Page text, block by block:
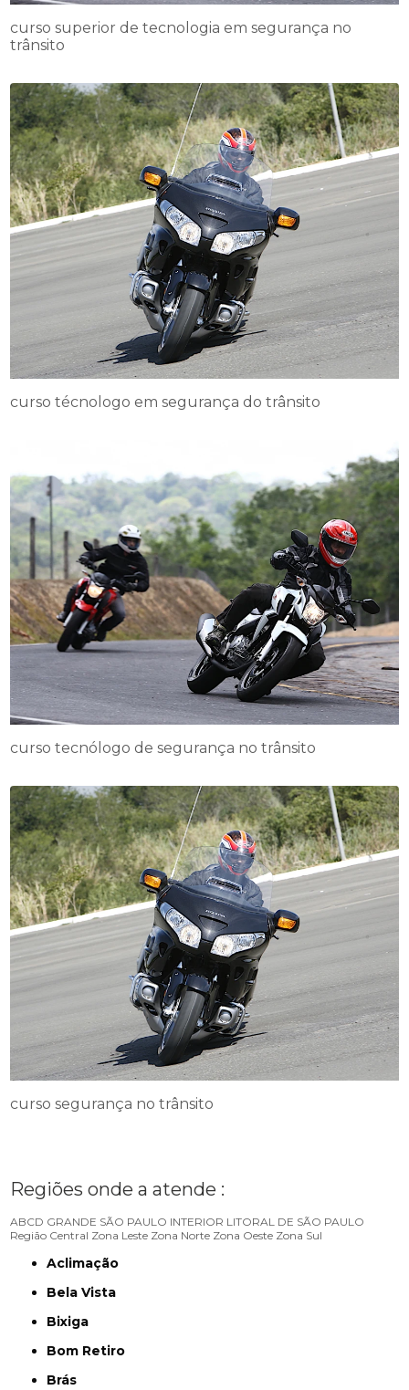
curso superior de tecnologia em segurança no
trânsito
curso técnologo em segurança do trânsito
curso tecnólogo de segurança no trânsito
curso segurança no trânsito
Regiões onde a atende :
ABCD GRANDE SÃO PAULO INTERIOR LITORAL DE SÃO PAULO
Região Central Zona Leste Zona Norte Zona Oeste Zona Sul
Aclimação
Bela Vista
Bixiga
Bom Retiro
Brás